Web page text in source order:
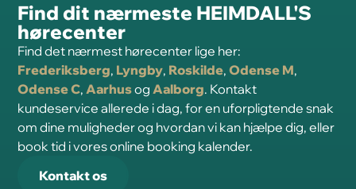
Find dit nærmeste HEIMDALL'S
hørecenter
Find det nærmest hørecenter lige her:
Frederiksberg, Lyngby, Roskilde,Odense M,
Odense C,AarhusogAalborg. Kontakt
kundeservice allerede i dag, for en uforpligtende snak
om dine muligheder og hvordan vi kan hjælpe dig, eller
book tid i vores online booking kalender.
Kontakt os